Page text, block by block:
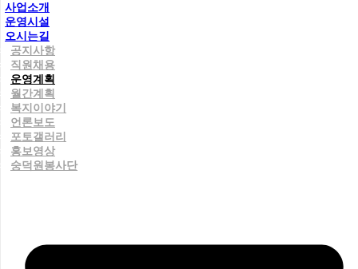
사업소개
운영시설
오시는길
공지사항
직원채용
운영계획
월간계획
복지이야기
언론보도
포토갤러리
홍보영상
숭덕원봉사단